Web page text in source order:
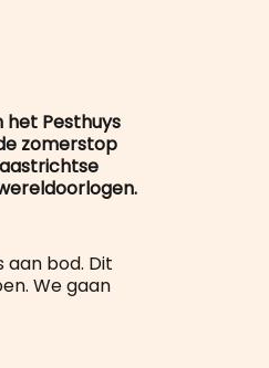
het Pesthuys
zomerstop
bod. Dit
We gaan